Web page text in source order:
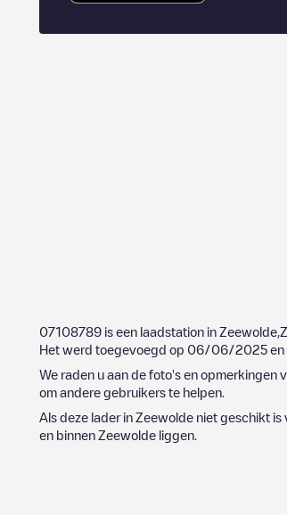
07108789 is een laadstation in Zeewolde
Het werd toegevoegd op 06/06/2025 en
We raden u aan de foto's en opmerkingen
om andere gebruikers te helpen.
Als deze lader in Zeewolde niet geschikt is
en binnen Zeewolde liggen.